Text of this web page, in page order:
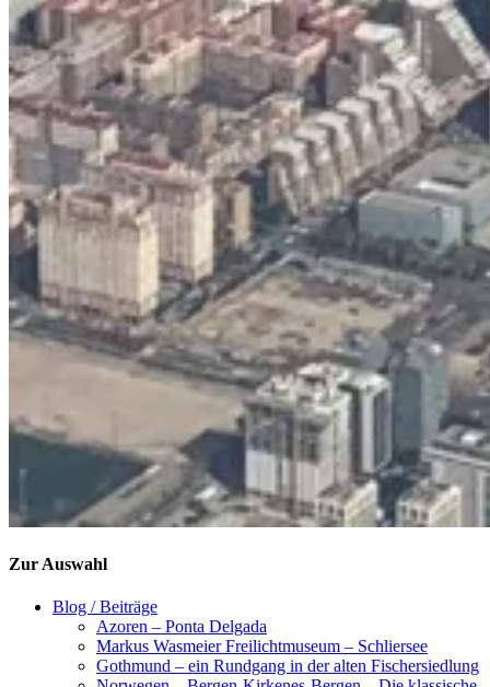
Zur Auswahl
Blog / Beiträge
Azoren – Ponta Delgada
Markus Wasmeier Freilichtmuseum – Schliersee
Gothmund – ein Rundgang in der alten Fischersiedlung